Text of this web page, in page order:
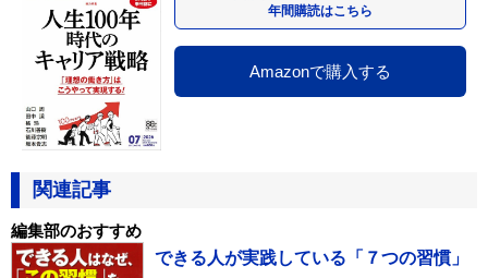
年間購読はこちら
Amazonで購入する
関連記事
編集部のおすすめ
できる人が実践している「７つの習慣」